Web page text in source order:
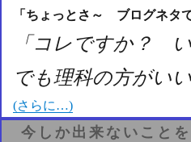
「ちょっとさ～ ブログネタ
「コレですか？
でも理科の方がい
(さらに…)
今しか出来ないことを